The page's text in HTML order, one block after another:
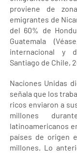
proviene de
emigrantes de
del 60% de
Guatemala
internacional y
Santiago de Chile,
Naciones Unidas
señala que los
ricos enviaron a
millones
latinoamericanos
países de origen
millones. Lo